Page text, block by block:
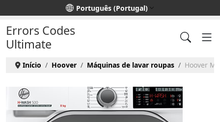
Escolha o seu idioma Português (Portugal)
Errors Codes
Ultimate
Início Hoover Máquinas de lavar roupas Hoover